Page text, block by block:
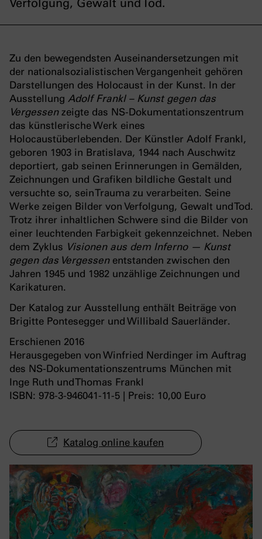
Verfolgung, Gewalt und Tod.
Zu den bewegendsten Auseinandersetzungen mit
der nationalsozialistischen Vergangenheit gehören
Darstellungen des Holocaust in der Kunst. In der
Ausstellung Adolf Frankl – Kunst gegen das
Vergessenzeigte das NS-Dokumentationszentrum
das künstlerische Werk eines
Holocaustüberlebenden. Der Künstler Adolf Frankl,
geboren 1903 in Bratislava, 1944 nach Auschwitz
deportiert, gab seinen Erinnerungen in Gemälden,
Zeichnungen und Grafiken bildliche Gestalt und
versuchte so, sein Trauma zu verarbeiten. Seine
Werke zeigen Bilder von Verfolgung, Gewalt und Tod.
Trotz ihrer inhaltlichen Schwere sind die Bilder von
einer leuchtenden Farbigkeit gekennzeichnet. Neben
dem Zyklus Visionen aus dem Inferno — Kunst
gegen das Vergessenentstanden zwischen den
Jahren 1945 und 1982 unzählige Zeichnungen und
Karikaturen.
Der Katalog zur Ausstellung enthält Beiträge von
Brigitte Pontesegger und Willibald Sauerländer.
Erschienen 2016
Herausgegeben von Winfried Nerdinger im Auftrag
des NS-Dokumentationszentrums München mit
Inge Ruth und Thomas Frankl
ISBN: 978-3-946041-11-5 | Preis: 10,00 Euro
Katalog online kaufen